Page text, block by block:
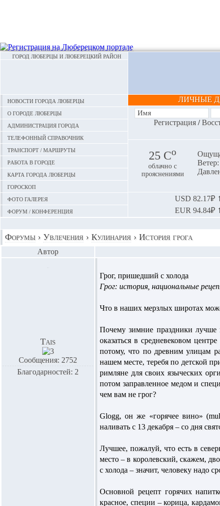
ГОРОД ЛЮБЕРЦЫ И ЛЮБЕРЕЦКИЙ РАЙОН
Новости города Люберцы
О городе Люберцы
Администрация города
Телефонный справочник
Транспорт / маршруты
Работа в городе
Карта города Люберцы
Гороскоп
Фото галерея
Форум / конференция
ЛИЧНЫЕ
Регистрация/
25 Сo
облачно с
прояснениями
USD 82.17₽
EUR 94.84₽
Форумы › Увлечения › Кулинария › История грога
Автор
Tais
Сообщения: 2752
Благодарностей: 2
Грог, пришедший с холода
Грог: история, национальные
Что в наших мерзлых широтах
Почему зимние праздники лучше
оказаться в средневековом
потому, что по древним улицам
нашем месте, теребя по детской
римляне для своих языческих
потом заправленное медом и
чем вам не грог?
Glogg, он же «горячее вино»
наливать с 13 декабря – со дня
Лучшее, пожалуй, что есть в
место – в королевский, скажем,
с холода – значит, человеку надо
Основной рецепт горячих
красное, специи – корица,